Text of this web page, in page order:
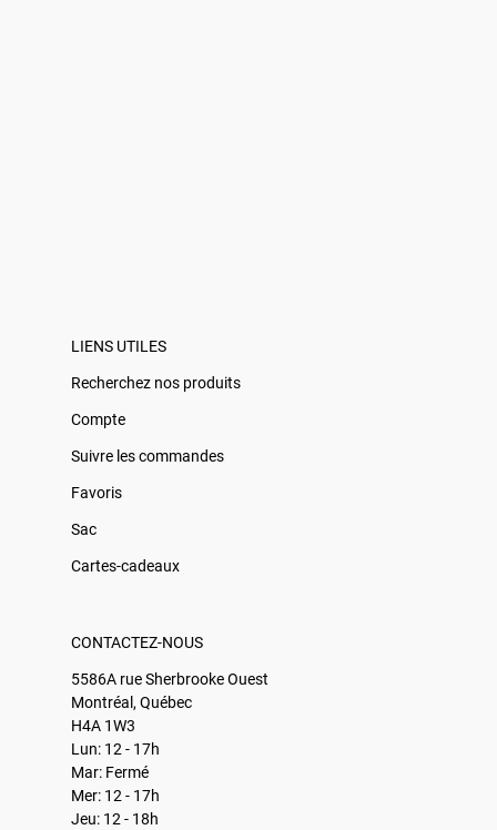
LIENS UTILES
Recherchez nos produits
Compte
Suivre les commandes
Favoris
Sac
Cartes-cadeaux
CONTACTEZ-NOUS
5586A rue Sherbrooke Ouest
Montréal, Québec
H4A 1W3
Lun: 12 - 17h
Mar: Fermé
Mer: 12 - 17h
Jeu: 12 - 18h